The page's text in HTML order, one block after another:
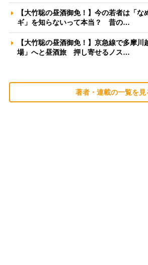
【大竹聡の昼酒御免！】今の若者は「な
ギ」を知らないって本当？ 昔の…
【大竹聡の昼酒御免！】京急線で多摩
場」へと昼酒旅 押し寄せるノス…
著者・連載の一覧を見